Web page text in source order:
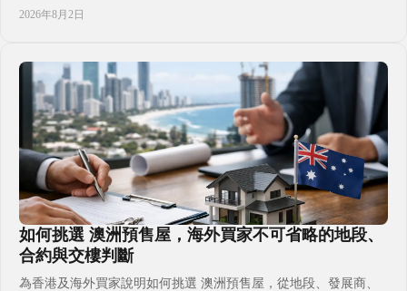
把握，並兼顧現金流、合規責任與長線持有需要，避免只看低管理
業類型和代理合約逐項核對。
2026年8月2日
如何挑選 澳洲預售屋，海外買家不可省略的地段、
合約與交樓判斷
為香港及海外買家說明如何挑選 澳洲預售屋，從地段、發展商、